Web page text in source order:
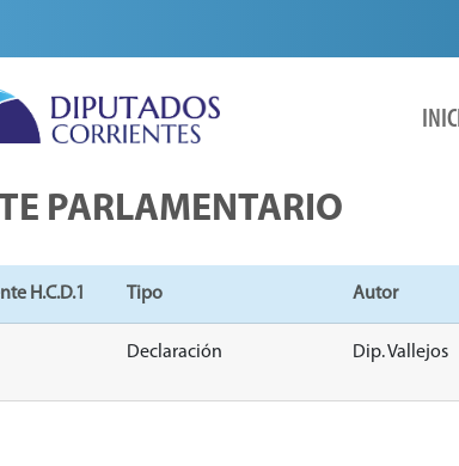
PARLAMENTARIO
H.C.D.1 Tipo Autor
Declaración Dip. Vallejos